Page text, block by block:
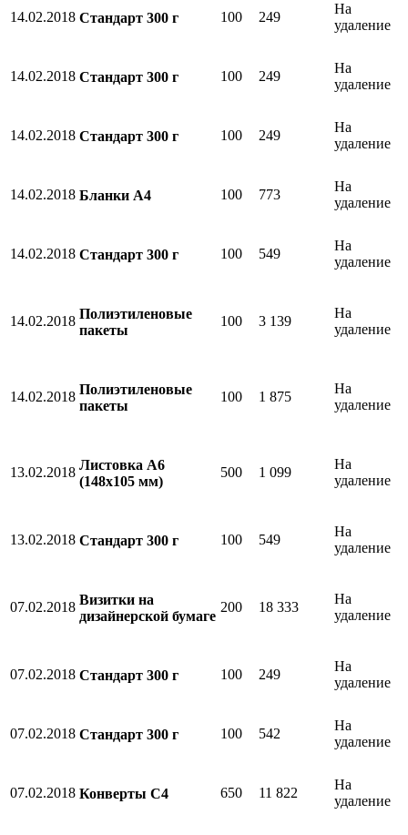
14.02.2018 Стандарт 300 г 100 249
На
удаление
14.02.2018 Стандарт 300 г 100 249
На
удаление
14.02.2018 Стандарт 300 г 100 249
На
удаление
14.02.2018 Бланки А4 100 773
На
удаление
14.02.2018 Стандарт 300 г 100 549
На
удаление
14.02.2018
Полиэтиленовые
пакеты
100 3 139
На
удаление
14.02.2018
Полиэтиленовые
пакеты
100 1 875
На
удаление
13.02.2018
Листовка А6
(148х105 мм)
500 1 099
На
удаление
13.02.2018 Стандарт 300 г 100 549
На
удаление
07.02.2018
Визитки на
дизайнерской бумаге
200 18 333
На
удаление
07.02.2018 Стандарт 300 г 100 249
На
удаление
07.02.2018 Стандарт 300 г 100 542
На
удаление
07.02.2018 Конверты С4 650 11 822
На
удаление